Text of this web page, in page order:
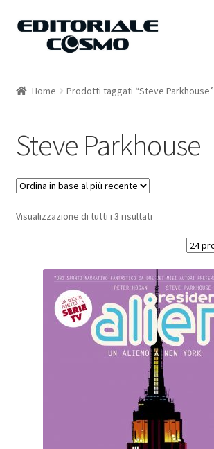
Vai
Vai
Carrello
Il mio account
Home Prodotti taggati “Steve Parkhouse”
Steve Parkhouse
Visualizzazione di tutti i 3 risultati